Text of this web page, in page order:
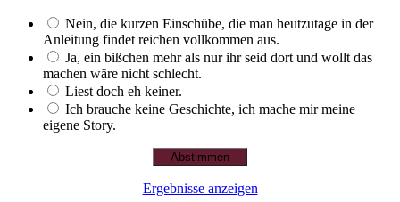
Nein, die kurzen Einschübe, die man heutzutage in der
Anleitung findet reichen vollkommen aus.
Ja, ein bißchen mehr als nur ihr seid dort und wollt das
machen wäre nicht schlecht.
Liest doch eh keiner.
Ich brauche keine Geschichte, ich mache mir meine
eigene Story.
Ergebnisse anzeigen